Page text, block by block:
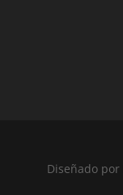
Diseñado por